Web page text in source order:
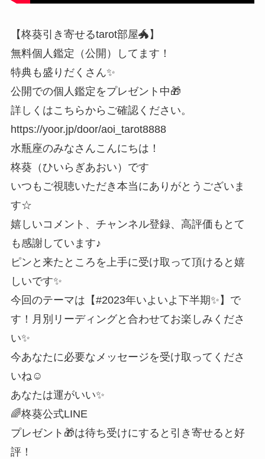
【柊葵引き寄せるtarot部屋🐲】
無料個人鑑定（公開）してます！
特典も盛りだくさん✨
公開での個人鑑定をプレゼント中🎁
詳しくはこちらからご確認ください。
https://yoor.jp/door/aoi_tarot8888
水瓶座のみなさんこんにちは！
柊葵（ひいらぎあおい）です
いつもご視聴いただき本当にありがとうございま
す☆
嬉しいコメント、チャンネル登録、高評価もとて
も感謝しています♪
ピンと来たところを上手に受け取って頂けると嬉
しいです✨
今回のテーマは【#2023年いよいよ下半期✨】で
す！月別リーディングと合わせてお楽しみくださ
い✨
今あなたに必要なメッセージを受け取ってくださ
いね☺️
あなたは運がいい✨
🌈柊葵公式LINE
プレゼント🎁は待ち受けにすると引き寄せると好
評！